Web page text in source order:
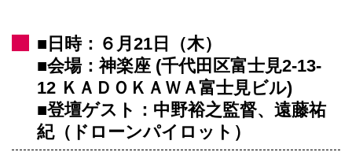
■日時：６月21日（木）
■会場：神楽座 (千代田区富士見2-13-
12 ＫＡＤＯＫＡＷＡ富士見ビル)
■登壇ゲスト：中野裕之監督、遠藤祐
紀（ドローンパイロット）